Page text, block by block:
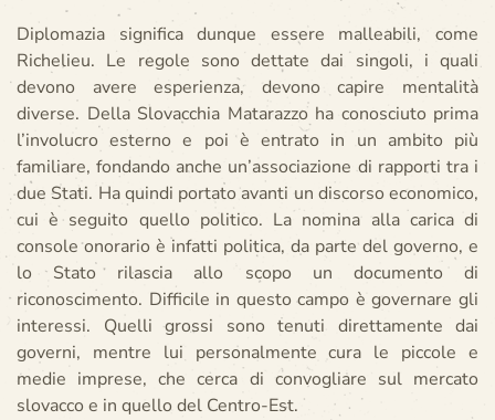
Diplomazia significa dunque essere malleabili, come
Richelieu. Le regole sono dettate dai singoli, i quali
devono avere esperienza, devono capire mentalità
diverse. Della Slovacchia Matarazzo ha conosciuto prima
l’involucro esterno e poi è entrato in un ambito più
familiare, fondando anche un’associazione di rapporti tra i
due Stati. Ha quindi portato avanti un discorso economico,
cui è seguito quello politico. La nomina alla carica di
console onorario è infatti politica, da parte del governo, e
lo Stato rilascia allo scopo un documento di
riconoscimento. Difficile in questo campo è governare gli
interessi. Quelli grossi sono tenuti direttamente dai
governi, mentre lui personalmente cura le piccole e
medie imprese, che cerca di convogliare sul mercato
slovacco e in quello del Centro-Est.